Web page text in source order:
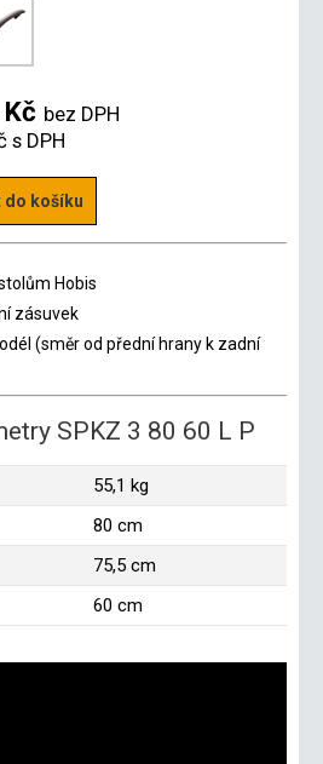
bez DPH
s DPH
do košíku
Hobis
zásuvek
(směr od přední hrany k zadní
SPKZ 3 80 60 L P
55,1 kg
80 cm
75,5 cm
60 cm